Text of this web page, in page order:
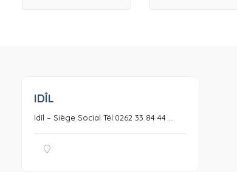
IDÎL
Idîl – Siège Social Tél:0262 33 84 44 ...